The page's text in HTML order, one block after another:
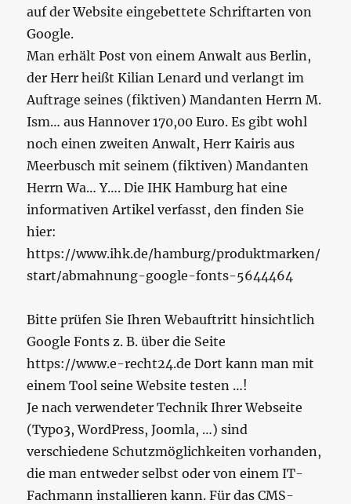
auf der Website eingebettete Schriftarten von
Google.
Man erhält Post von einem Anwalt aus Berlin,
der Herr heißt Kilian Lenard und verlangt im
Auftrage seines (fiktiven) Mandanten Herrn M.
Ism… aus Hannover 170,00 Euro. Es gibt wohl
noch einen zweiten Anwalt, Herr Kairis aus
Meerbusch mit seinem (fiktiven) Mandanten
Herrn Wa… Y…. Die IHK Hamburg hat eine
informativen Artikel verfasst, den finden Sie
hier:
https://www.ihk.de/hamburg/produktmarken/
start/abmahnung-google-fonts-5644464
Bitte prüfen Sie Ihren Webauftritt hinsichtlich
Google Fonts z. B. über die Seite
https://www.e-recht24.de Dort kann man mit
einem Tool seine Website testen …!
Je nach verwendeter Technik Ihrer Webseite
(Typo3, WordPress, Joomla, …) sind
verschiedene Schutzmöglichkeiten vorhanden,
die man entweder selbst oder von einem IT-
Fachmann installieren kann. Für das CMS-